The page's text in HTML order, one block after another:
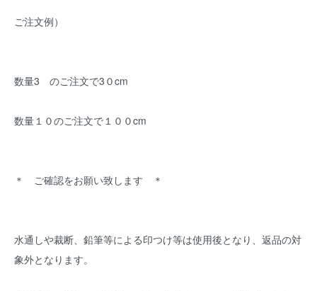
ご注文例）
数量3 のご注文で3０cm
数量１０のご注文で１００cm
＊ ご確認をお願い致します ＊
水通しや裁断、鉛筆等による印つけ等は使用後となり、返品の対
象外となります。